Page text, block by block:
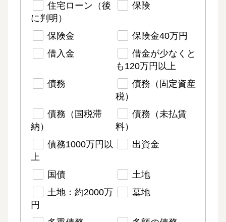
住宅ローン（後
に判明）
保険
保険金
保険金40万円
借入金
借金が少なくと
も120万円以上
債務
債務（固定資産
税）
債務（国税滞
納）
債務（未払賃
料）
債務1000万円以
上
出資金
国債
土地
土地：約2000万
円
墓地